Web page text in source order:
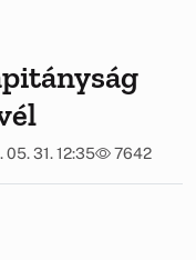
05. 31. 12:35 7642